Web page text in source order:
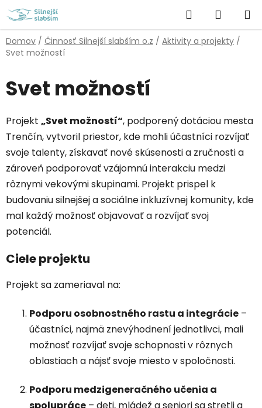
Prejsť
na
obsah
Hľadať
KOŠÍK
Domov / Činnosť Silnejší slabším o.z / Aktivity a projekty /
Svet možností
Svet možností
Projekt „Svet možností“, podporený dotáciou mesta
Trenčín, vytvoril priestor, kde mohli účastníci rozvíjať
svoje talenty, získavať nové skúsenosti a zručnosti a
zároveň podporovať vzájomnú interakciu medzi
rôznymi vekovými skupinami. Projekt prispel k
budovaniu silnejšej a sociálne inkluzívnej komunity, kde
mal každý možnosť objavovať a rozvíjať svoj
potenciál.
Ciele projektu
Projekt sa zameriaval na:
Podporu osobnostného rastu a integrácie –
účastníci, najmä znevýhodnení jednotlivci, mali
možnosť rozvíjať svoje schopnosti v rôznych
oblastiach a nájsť svoje miesto v spoločnosti.
Podporu medzigeneračného učenia a
spolupráce – deti, mládež a seniori sa stretli a